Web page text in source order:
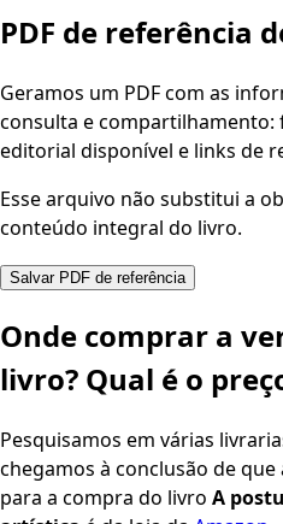
PDF de referência
Geramos um PDF com as
consulta e compartilhamento:
editorial disponível e links de
Esse arquivo não substitui a
conteúdo integral do livro.
Salvar PDF de referência
Onde comprar a
livro? Qual é o
Pesquisamos em várias
chegamos à conclusão de
para a compra do livro A